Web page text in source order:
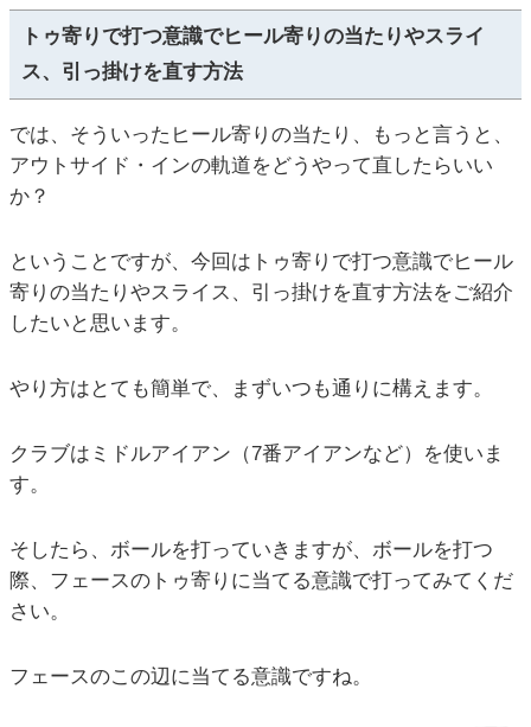
トゥ寄りで打つ意識でヒール寄りの当たりやスライ
ス、引っ掛けを直す方法
では、そういったヒール寄りの当たり、もっと言うと、
アウトサイド・インの軌道をどうやって直したらいい
か？
ということですが、今回はトゥ寄りで打つ意識でヒール
寄りの当たりやスライス、引っ掛けを直す方法をご紹介
したいと思います。
やり方はとても簡単で、まずいつも通りに構えます。
クラブはミドルアイアン（7番アイアンなど）を使いま
す。
そしたら、ボールを打っていきますが、ボールを打つ
際、フェースのトゥ寄りに当てる意識で打ってみてくだ
さい。
フェースのこの辺に当てる意識ですね。